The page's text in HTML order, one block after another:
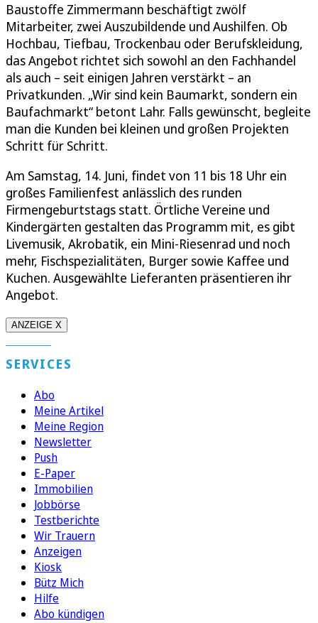
Baustoffe Zimmermann beschäftigt zwölf
Mitarbeiter, zwei Auszubildende und Aushilfen. Ob
Hochbau, Tiefbau, Trockenbau oder Berufskleidung,
das Angebot richtet sich sowohl an den Fachhandel
als auch – seit einigen Jahren verstärkt – an
Privatkunden. „Wir sind kein Baumarkt, sondern ein
Baufachmarkt“ betont Lahr. Falls gewünscht, begleite
man die Kunden bei kleinen und großen Projekten
Schritt für Schritt.
Am Samstag, 14. Juni, findet von 11 bis 18 Uhr ein
großes Familienfest anlässlich des runden
Firmengeburtstags statt. Örtliche Vereine und
Kindergärten gestalten das Programm mit, es gibt
Livemusik, Akrobatik, ein Mini-Riesenrad und noch
mehr, Fischspezialitäten, Burger sowie Kaffee und
Kuchen. Ausgewählte Lieferanten präsentieren ihr
Angebot.
ANZEIGE X
SERVICES
Abo
Meine Artikel
Meine Region
Newsletter
Push
E-Paper
Immobilien
Jobbörse
Testberichte
Wir Trauern
Anzeigen
Kiosk
Bütz Mich
Hilfe
Abo kündigen